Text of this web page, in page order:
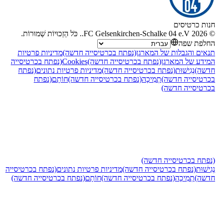
חנות כרטיסים
©
2026
FC Gelsenkirchen-Schalke 04 e.V.
.כֹּל הַזְכוּיוֹת שְׁמוּרוֹת.
החלפת שפה
תנאים והגבלות של המארגן(נפתח בכרטיסייה חדשה)מדיניות פרטיות
המידע של המארגן(נפתח בכרטיסייה חדשה)Cookies(נפתח בכרטיסייה
חדשה)נְגִישׁוּת(נפתח בכרטיסייה חדשה)מדיניות פרטיות נתונים(נפתח
בכרטיסייה חדשה)תְמִיכָה(נפתח בכרטיסייה חדשה)חוֹתָם(נפתח
בכרטיסייה חדשה)
(נפתח בכרטיסייה חדשה)
נְגִישׁוּת(נפתח בכרטיסייה חדשה)מדיניות פרטיות נתונים(נפתח בכרטיסייה
חדשה)תְמִיכָה(נפתח בכרטיסייה חדשה)חוֹתָם(נפתח בכרטיסייה חדשה)